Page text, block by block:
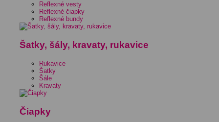
Reflexné vesty
Reflexné čiapky
Reflexné bundy
Šatky, šály, kravaty, rukavice
Rukavice
Šatky
Šále
Kravaty
Čiapky